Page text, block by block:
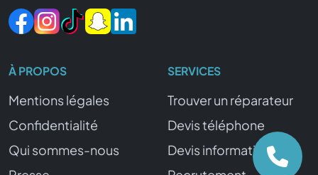
À PROPOS
Mentions légales
Confidentialité
Qui sommes-nous
SERVICES
Trouver un réparateur
Devis téléphone
Devis informatique